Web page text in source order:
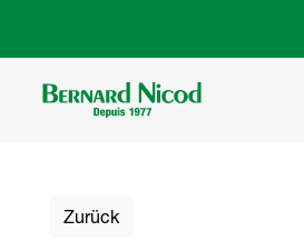
Zurück